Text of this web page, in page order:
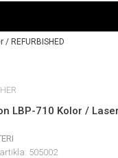
REFURBISHED
LBP-710 Kolor /
505002